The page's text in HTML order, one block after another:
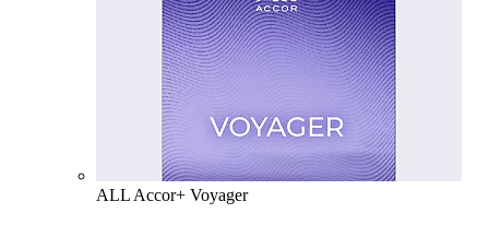
ALL Accor+ Voyager